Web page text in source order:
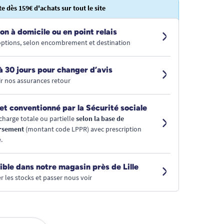
dès 159€ d'achats sur tout le site
à domicile ou en point relais
selon encombrement et destination
30 jours pour changer d’avis
nos assurances retour
conventionné par la Sécurité sociale
totale ou partielleselon la base de
(montant code LPPR) avec prescription
dans notre magasin près de Lille
les stocks et passer nous voir